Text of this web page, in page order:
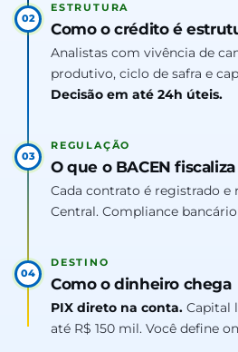
02
ESTRUTURA
Como o crédito é
Analistas com vivência de
produtivo, ciclo de safra e
Decisão em até 24h úteis.
03
REGULAÇÃO
O que o BACEN fiscaliza
Cada contrato é registrado e
Central. Compliance
04
DESTINO
Como o dinheiro chega
PIX direto na conta. Capital
até R$ 150 mil. Você define